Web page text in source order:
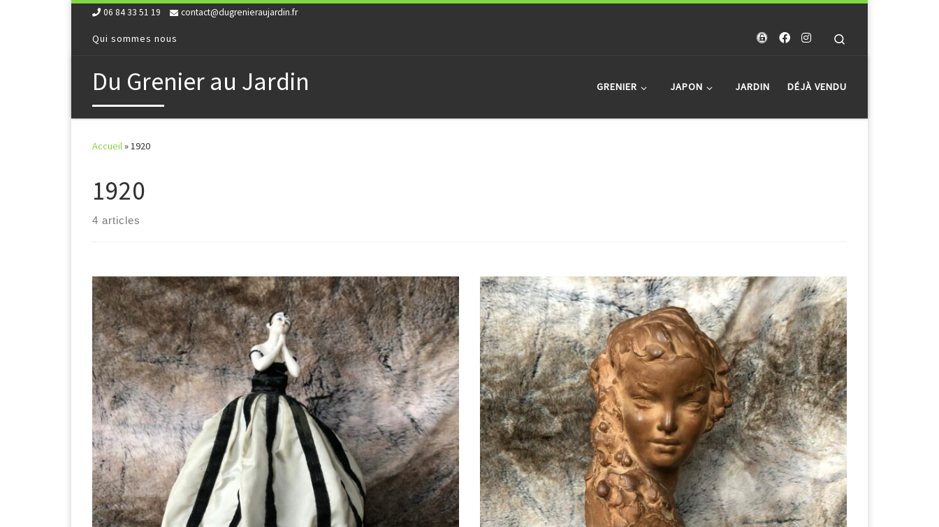
06 84 33 51 19 contact@dugrenieraujardin.fr
Qui sommes nous
Du Grenier au Jardin GRENIER JAPON JARDIN DÉJÀ VENDU
Accueil»1920
1920
4 articles